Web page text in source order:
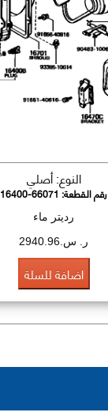
النوع: أصلي
رقم القطعة:16400-66071
رديتر ماء
ر. س.2940.96
اضافة للسلة